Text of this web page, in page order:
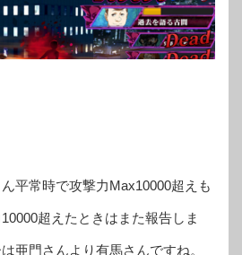
平常時で攻撃力Max10000超えも
超えたときはまた報告しま
亜門さんより有馬さんですね。